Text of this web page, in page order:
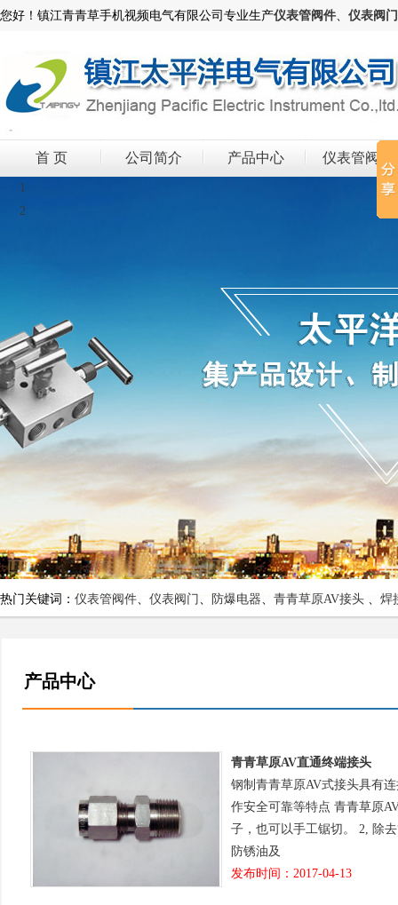
您好！镇江青青草手机视频电气有限公司专业生产仪表管阀件、 仪表阀门
首 页 公司简介 产品中心 仪表管阀件
1
2
热门关键词： 仪表管阀件、 仪表阀门 、 防爆电器、 青青草原AV接头 、 焊
产品中心
青青草原AV直通终端接头
钢制青青草原AV式接头具有
作安全可靠等特点 青青草原
子，也可以手工锯切。 2, 除
防锈油及
发布时间：2017-04-13